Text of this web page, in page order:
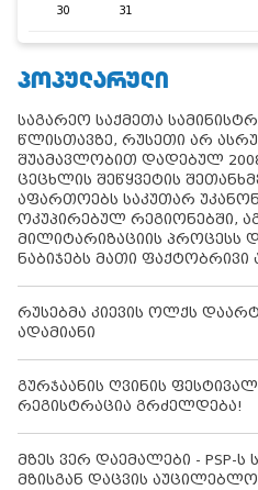
30
31
ᲞᲝᲞᲣᲚᲐᲠᲣᲚᲘ
საგარეო საქმეთა
წლისთავზე, რუსეთი არ
შუამავლობით დადებულ
ცეცხლის შეწყვეტის
აფართოებს საკუთარ
ოკუპირებულ რეგიონებში,
მილიტარიზაციის პროცესს
ნაბიჯებს მათი ფაქტობრივი
რუსებმა კიევის ოლქს
ადამიანი
გურჯაანის ღვინის
რეგისტრაცია გრძელდება!
მზეს ვერ დაემალები - PSP-ს
მზისგან დაცვის